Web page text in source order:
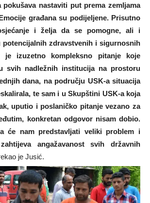
pokušava nastaviti put prema zemljama
građana su podijeljene. Prisutno
i želja da se pomogne, ali i
zdravstvenih i sigurnosnih
je izuzetno kompleksno pitanje koje
svih nadležnih institucija na prostoru
dana, na području USK-a situacija
te sam i u Skupštini USK-a koja
uputio i poslaničko pitanje vezano za
konkretan odgovor nisam dobio.
će nam predstavljati veliki problem i
angažavanost svih državnih
je Jusić.